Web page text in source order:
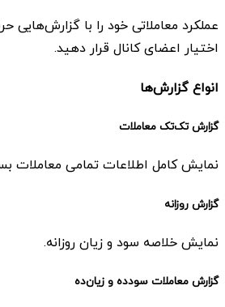
عملکرد معاملاتی خود را با گزارش‌هایی
اختیار اعضای کانال قرار دهید.
انواع گزارش‌ها
گزارش تک‌تک معاملات
نمایش کامل اطلاعات تمامی معاملات
گزارش روزانه
نمایش خلاصه سود و زیان روزانه.
گزارش معاملات سودده و زیان‌ده